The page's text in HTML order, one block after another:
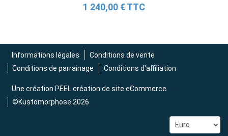
1 240,00 € TTC
Informations légales
Conditions de vente
Conditions de parrainage
Conditions d'affiliation
Une création PEEL création de site eCommerce
©Kustomorphose 2026